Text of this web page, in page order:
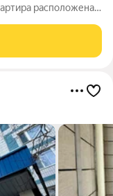
расположена
лоджии 44,7